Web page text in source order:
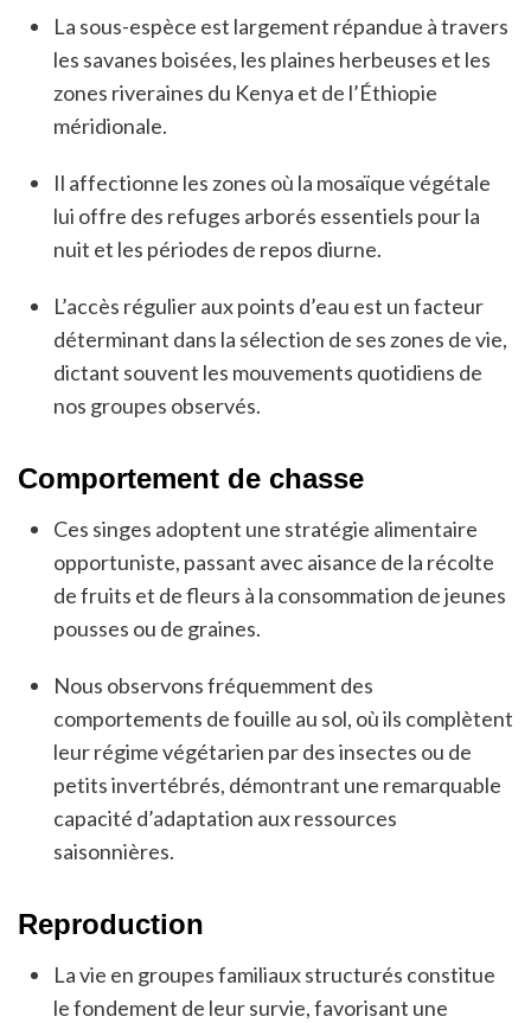
La sous-espèce est largement répandue à travers
les savanes boisées, les plaines herbeuses et les
zones riveraines du Kenya et de l’Éthiopie
méridionale.
Il affectionne les zones où la mosaïque végétale
lui offre des refuges arborés essentiels pour la
nuit et les périodes de repos diurne.
L’accès régulier aux points d’eau est un facteur
déterminant dans la sélection de ses zones de vie,
dictant souvent les mouvements quotidiens de
nos groupes observés.
Comportement de chasse
Ces singes adoptent une stratégie alimentaire
opportuniste, passant avec aisance de la récolte
de fruits et de fleurs à la consommation de jeunes
pousses ou de graines.
Nous observons fréquemment des
comportements de fouille au sol, où ils complètent
leur régime végétarien par des insectes ou de
petits invertébrés, démontrant une remarquable
capacité d’adaptation aux ressources
saisonnières.
Reproduction
La vie en groupes familiaux structurés constitue
le fondement de leur survie, favorisant une